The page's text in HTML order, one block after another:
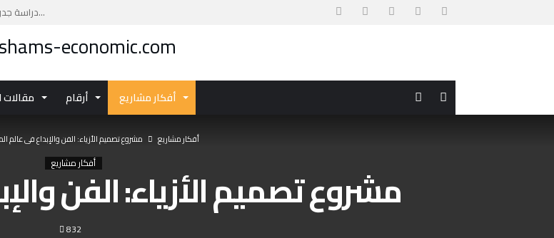
دراسة جدوى مشروع محل بيع زيوت السيارات: فرصة ا...
دليلك العملي لإعداد دراسة جدوى مشروع مركز صحي ...
اكتشف تفاصيل الفرصة الاستثمارية دراسة جدوى مشر...
استثمر في دراسة جدوى مشروع الاستزراع السمكي با... مقالات أرقام أفكار مشاريع
أفكار مشاريع مشروع تصميم الأزياء: الفن والإبداع في عالم
أفكار مشاريع
مشروع تصميم الأزياء: الفن
832